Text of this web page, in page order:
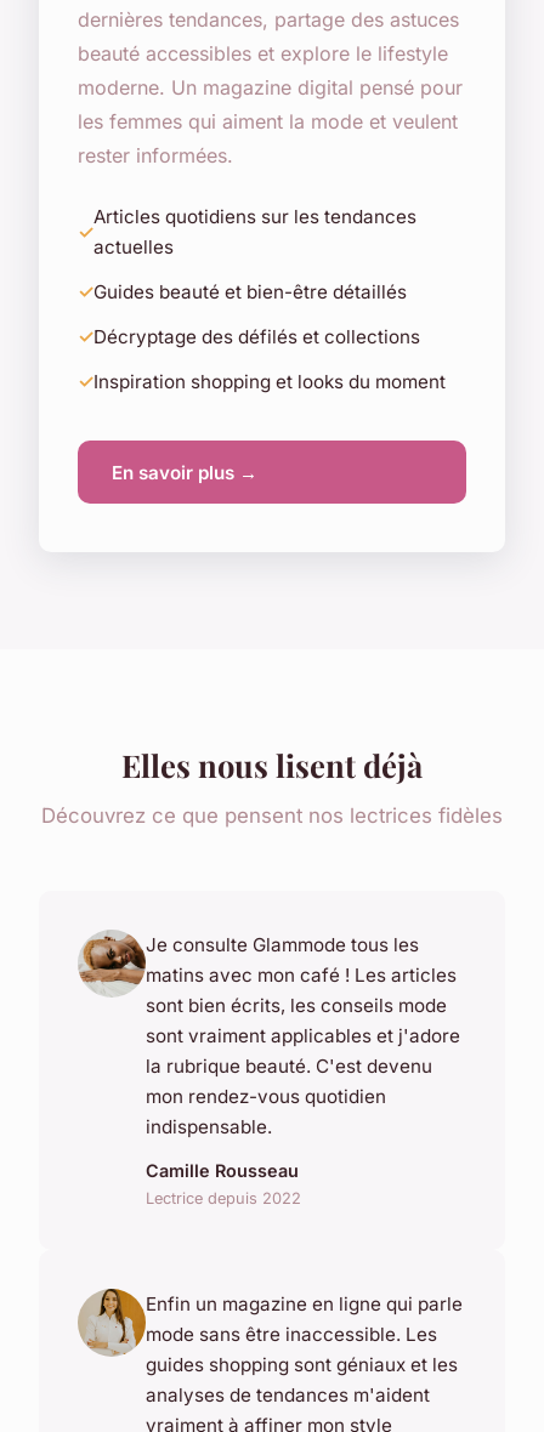
dernières tendances, partage des astuces
beauté accessibles et explore le lifestyle
moderne. Un magazine digital pensé pour
les femmes qui aiment la mode et veulent
rester informées.
Articles quotidiens sur les tendances
actuelles
Guides beauté et bien-être détaillés
Décryptage des défilés et collections
Inspiration shopping et looks du moment
En savoir plus →
Elles nous lisent déjà
Découvrez ce que pensent nos lectrices fidèles
Je consulte Glammode tous les
matins avec mon café ! Les articles
sont bien écrits, les conseils mode
sont vraiment applicables et j'adore
la rubrique beauté. C'est devenu
mon rendez-vous quotidien
indispensable.
Camille Rousseau
Lectrice depuis 2022
Enfin un magazine en ligne qui parle
mode sans être inaccessible. Les
guides shopping sont géniaux et les
analyses de tendances m'aident
vraiment à affiner mon style